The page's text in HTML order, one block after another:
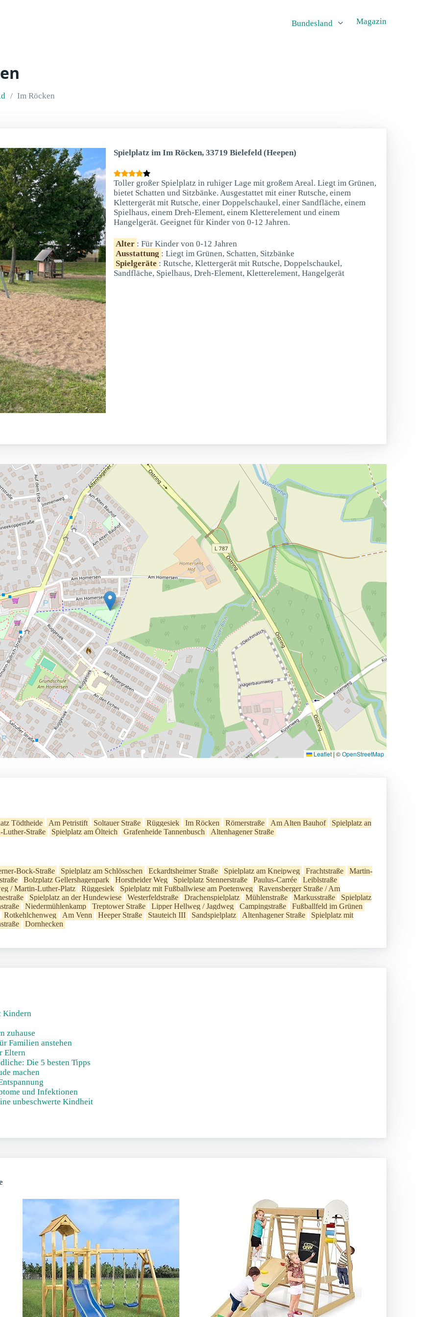
Bundesland Magazin
Im Röcken
Spielplatz im Im Röcken, 33719 Bielefeld (Heepen)
Toller großer Spielplatz in ruhiger Lage mit großem Areal. Liegt im Grünen,
bietet Schatten und Sitzbänke. Ausgestattet mit einer Rutsche, einem
Klettergerät mit Rutsche, einer Doppelschaukel, einer Sandfläche, einem
Spielhaus, einem Dreh-Element, einem Kletterelement und einem
Hangelgerät. Geeignet für Kinder von 0-12 Jahren.
Alter : Für Kinder von 0-12 Jahren
Ausstattung : Liegt im Grünen, Schatten, Sitzbänke
Spielgeräte : Rutsche, Klettergerät mit Rutsche, Doppelschaukel,
Sandfläche, Spielhaus, Dreh-Element, Kletterelement, Hangelgerät
Leaflet | ©OpenStreetMap
Tödtheide Am Petristift Soltauer Straße Rüggesiek Im Röcken Römerstraße Am Alten Bauhof
Spielplatz an
Luther-Straße
Spielplatz am Ölteich Grafenheide Tannenbusch Altenhagener Straße
Bock-Straße Spielplatz am Schlösschen Eckardtsheimer Straße Spielplatz am Kneipweg Frachtstraße
Martin-
Bolzplatz Gellershagenpark Horstheider Weg Spielplatz Stennerstraße Paulus-Carrée
Leiblstraße
/ Martin-Luther-Platz
Rüggesiek Spielplatz mit Fußballwiese am Poetenweg
Ravensberger Straße / Am
Spielplatz an der Hundewiese Westerfeldstraße Drachenspielplatz Mühlenstraße Markusstraße
Spielplatz
Niedermühlenkamp Treptower Straße Lipper Hellweg / Jagdweg Campingstraße
Fußballfeld im Grünen
Rotkehlchenweg
Am Venn Heeper Straße Stauteich III Sandspielplatz Altenhagener Straße
Spielplatz mit
Dornhecken
Kindern
zuhause
Familien anstehen
Eltern
Die 5 besten Tipps
machen
und Infektionen
unbeschwerte Kindheit